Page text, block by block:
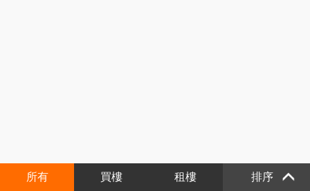
所有 買樓 租樓 排序